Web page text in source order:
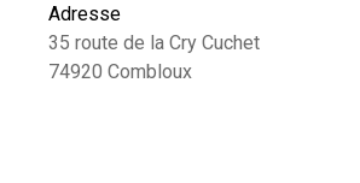
Adresse
35 route de la Cry Cuchet
74920 Combloux